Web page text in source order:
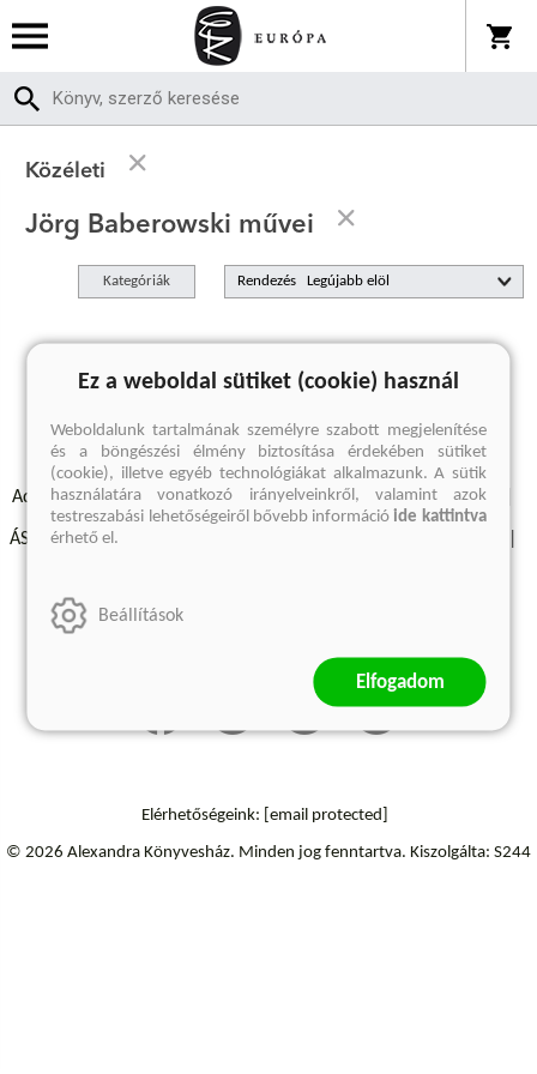
Közéleti
Jörg Baberowski művei
Kategóriák Rendezés
A keresett kifejezésre nincs találat
Adatvédelmi szabályzatok Elállási felmondási nyilatkozat
ÁSZF - Vásárlási feltételek
Szállítási információk
Elérhetőségeink: [email protected]
© 2026 Alexandra Könyvesház. Minden jog fenntartva. Kiszolgálta: S244
Ez a weboldal sütiket (cookie) használ
Weboldalunk tartalmának személyre szabott megjelenítése
és a böngészési élmény biztosítása érdekében sütiket
(cookie), illetve egyéb technológiákat alkalmazunk. A sütik
használatára vonatkozó irányelveinkről, valamint azok
testreszabási lehetőségeiről bővebb információide kattintva
érhető el.
Beállítások
Elfogadom